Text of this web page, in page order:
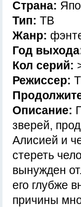
Страна:
Тип: ТВ
Жанр:
Год
Кол серий:
Режиссер:
Описание:
зверей,
Алисией и
стереть
вынужден
его глубже
причины